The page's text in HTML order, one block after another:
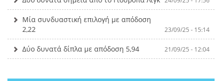
Μία συνδυαστική επιλογή με απόδοση
2,22
23/09/25 - 15:14
Δύο δυνατά δίπλα με απόδοση 5,94 21/09/25 - 12:04